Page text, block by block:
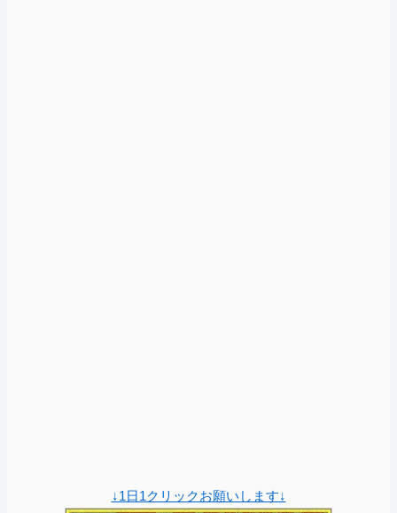
↓1日1クリックお願いします↓